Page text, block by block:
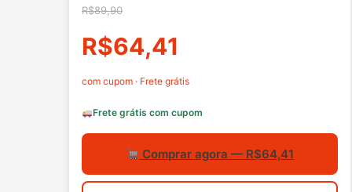
R$89,90
R$64,41
com cupom · Frete grátis
Frete grátis com cupom
Comprar agora — R$64,41